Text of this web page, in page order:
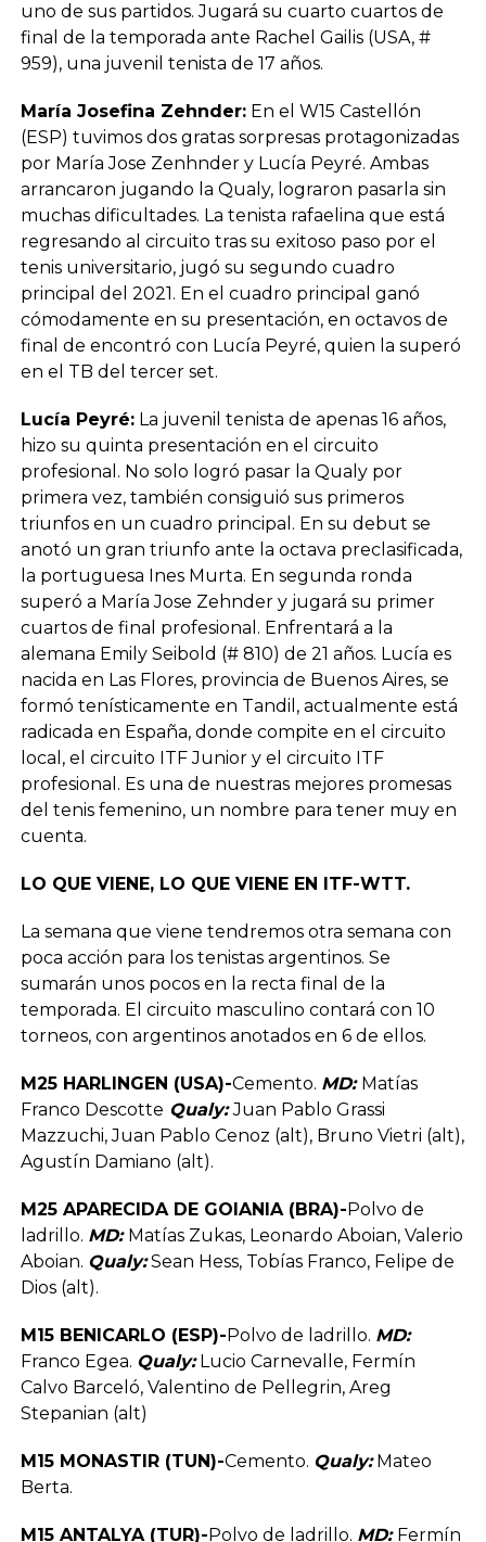
uno de sus partidos. Jugará su cuarto cuartos de
final de la temporada ante Rachel Gailis (USA, #
959), una juvenil tenista de 17 años.
María Josefina Zehnder:En el W15 Castellón
(ESP) tuvimos dos gratas sorpresas protagonizadas
por María Jose Zenhnder y Lucía Peyré. Ambas
arrancaron jugando la Qualy, lograron pasarla sin
muchas dificultades. La tenista rafaelina que está
regresando al circuito tras su exitoso paso por el
tenis universitario, jugó su segundo cuadro
principal del 2021. En el cuadro principal ganó
cómodamente en su presentación, en octavos de
final de encontró con Lucía Peyré, quien la superó
en el TB del tercer set.
Lucía Peyré:La juvenil tenista de apenas 16 años,
hizo su quinta presentación en el circuito
profesional. No solo logró pasar la Qualy por
primera vez, también consiguió sus primeros
triunfos en un cuadro principal. En su debut se
anotó un gran triunfo ante la octava preclasificada,
la portuguesa Ines Murta. En segunda ronda
superó a María Jose Zehnder y jugará su primer
cuartos de final profesional. Enfrentará a la
alemana Emily Seibold (# 810) de 21 años. Lucía es
nacida en Las Flores, provincia de Buenos Aires, se
formó tenísticamente en Tandil, actualmente está
radicada en España, donde compite en el circuito
local, el circuito ITF Junior y el circuito ITF
profesional. Es una de nuestras mejores promesas
del tenis femenino, un nombre para tener muy en
cuenta.
LO QUE VIENE, LO QUE VIENE EN ITF-WTT.
La semana que viene tendremos otra semana con
poca acción para los tenistas argentinos. Se
sumarán unos pocos en la recta final de la
temporada. El circuito masculino contará con 10
torneos, con argentinos anotados en 6 de ellos.
M25 HARLINGEN (USA)-Cemento. MD: Matías
Franco Descotte Qualy:Juan Pablo Grassi
Mazzuchi, Juan Pablo Cenoz (alt), Bruno Vietri (alt),
Agustín Damiano (alt).
M25 APARECIDA DE GOIANIA (BRA)-Polvo de
ladrillo. MD: Matías Zukas, Leonardo Aboian, Valerio
Aboian. Qualy:Sean Hess, Tobías Franco, Felipe de
Dios (alt).
M15 BENICARLO (ESP)-Polvo de ladrillo. MD:
Franco Egea. Qualy:Lucio Carnevalle, Fermín
Calvo Barceló, Valentino de Pellegrin, Areg
Stepanian (alt)
M15 MONASTIR (TUN)-Cemento. Qualy:Mateo
Berta.
M15 ANTALYA (TUR)-Polvo de ladrillo. MD: Fermín